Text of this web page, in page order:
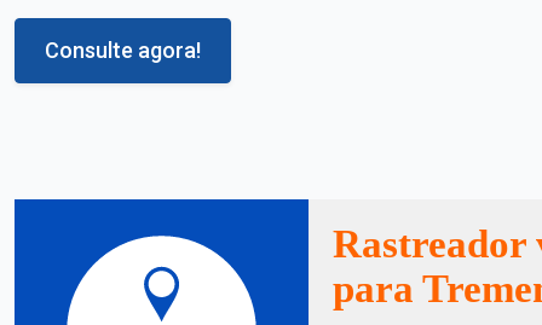
Consulte agora!
Rastreador
para